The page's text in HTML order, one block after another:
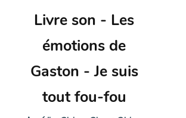
Livre son - Les
émotions de
Gaston - Je suis
tout fou-fou